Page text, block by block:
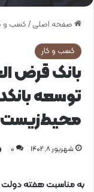
صفحه اصلی /کسب و
کسب و کار
بانک قرض
توسعه
محیط‌زیست
شهریور ۸, ۱۴۰۲ 0